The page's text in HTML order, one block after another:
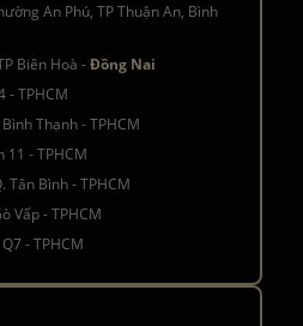
An Phú, TP Thuận An, Bình
Biên Hoà -Đồng Nai
- TPHCM
Thạnh - TPHCM
- TPHCM
Tân Bình - TPHCM
Vấp - TPHCM
- TPHCM